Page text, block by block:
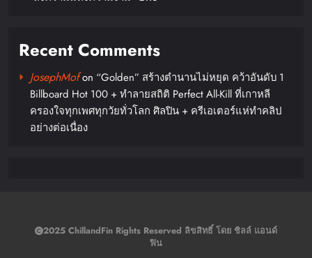
Net Zero Emissions ของประเทศ
chillandfin 2 days ago 0
OMODA & JAECOO ประกาศ
chillandfin 3 days ago 0
Recent Comments
JosephMofon “Golden” สร้างตำนานไม่หยุด คว้าอันดับ 1
Billboard Hot 100 + ทำลายสถิติ Perfect All-Kill ที่เกาหลี
ครองใจทุกเพศทุกวัยทั่วโลก ศิลปิน + ครีเอเตอร์แห่ทำคลิป
อย่างต่อเนื่อง
2025 ChillandFin Rights Reserved ลิขสิทธิ์ โดย ชิลล์ แอนด์
ฟิน